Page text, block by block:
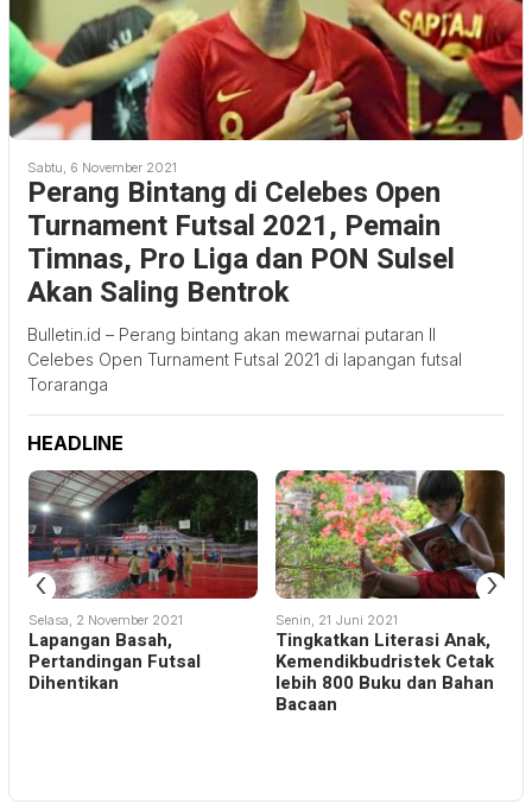
Sabtu, 6 November 2021
Perang Bintang di Celebes Open
Turnament Futsal 2021, Pemain
Timnas, Pro Liga dan PON Sulsel
Akan Saling Bentrok
Bulletin.id – Perang bintang akan mewarnai putaran II
Celebes Open Turnament Futsal 2021 di lapangan futsal
Toraranga
HEADLINE
Selasa, 2 November 2021
Lapangan Basah,
Pertandingan Futsal
Dihentikan
Senin, 21 Juni 2021
Tingkatkan Literasi Anak,
Kemendikbudristek Cetak
lebih 800 Buku dan Bahan
Bacaan
‹ ›